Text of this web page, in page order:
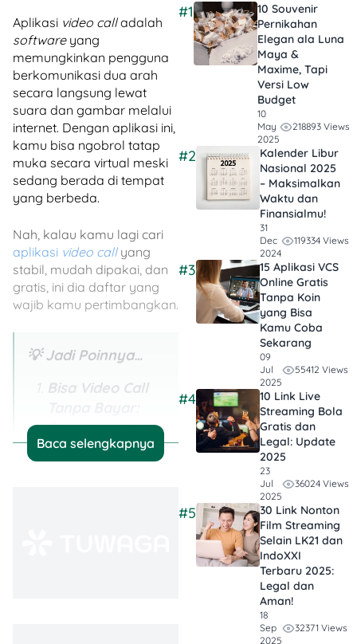
Aplikasi video calladalah
softwareyang
memungkinkan pengguna
berkomunikasi dua arah
secara langsung lewat
suara dan gambar melalui
internet. Dengan aplikasi ini,
kamu bisa ngobrol tatap
muka secara virtual meski
sedang berada di tempat
yang berbeda.
Nah, kalau kamu lagi cari
aplikasi video callyang
stabil, mudah dipakai, dan
gratis, ini dia daftar yang
wajib kamu pertimbangkan.
💡 Jadi Poinnya…
Bisa Video Call
Banyakaplikasi
video callgratis
di 2025 yang
Baca selengkapnya
#1
10 Souvenir
Pernikahan
Elegan ala Luna
Maya &
Maxime, Tapi
Versi Low
Budget
10
May
2025
218893 Views
#2
Kalender Libur
Nasional 2025
– Maksimalkan
Waktu dan
Finansialmu!
31
Dec
2024
119334 Views
#3
15 Aplikasi VCS
Online Gratis
Tanpa Koin
yang Bisa
Kamu Coba
Sekarang
09
Jul
2025
55412 Views
#4
10 Link Live
Streaming Bola
Gratis dan
Legal: Update
2025
23
Jul
2025
36024 Views
#5
30 Link Nonton
Film Streaming
Selain LK21 dan
IndoXXI
Terbaru 2025:
Legal dan
Aman!
18
Sep
2025
32371 Views